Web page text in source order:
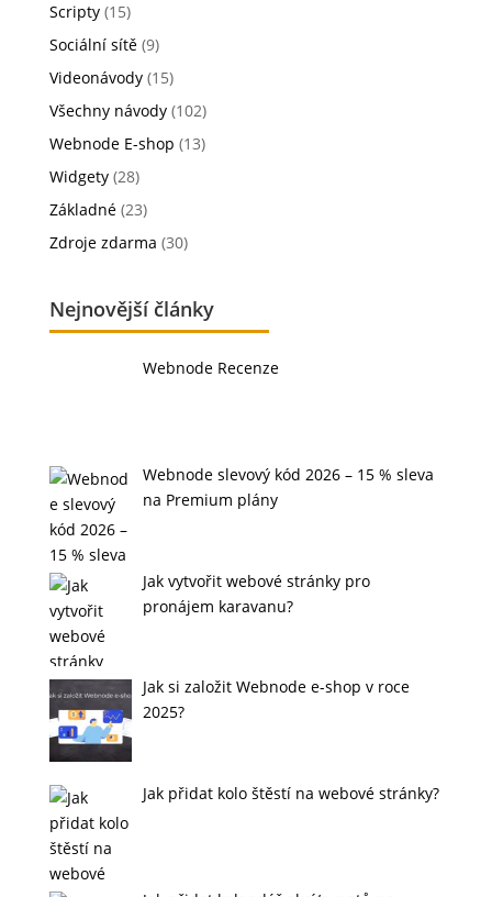
Scripty(15)
Sociální sítě(9)
Videonávody(15)
Všechny návody(102)
Webnode E-shop (13)
Widgety(28)
Základné(23)
Zdroje zdarma (30)
Nejnovější články
Webnode Recenze
Webnode slevový kód 2026 – 15 % sleva
na Premium plány
Jak vytvořit webové stránky pro
pronájem karavanu?
Jak si založit Webnode e-shop v roce
2025?
Jak přidat kolo štěstí na webové stránky?